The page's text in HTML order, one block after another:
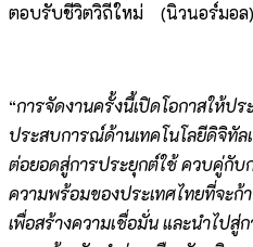
ตอบรับชีวิตวิถีใหม่ (นิวนอร์มอล)
“การจัดงานครั้งนี้เปิดโอกาสให้ป
ประสบการณ์ด้านเทคโนโลยีดิจิทั
ต่อยอดสู่การประยุกต์ใช้ ควบคู่กับ
ความพร้อมของประเทศไทยที่จะ
เพื่อสร้างความเชื่อมั่น และนำไปสู่